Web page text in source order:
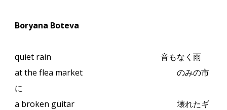
Boryana Boteva
quiet rain
音もなく雨
at the flea market
のみの市
に
a broken guitar
壊れたギ